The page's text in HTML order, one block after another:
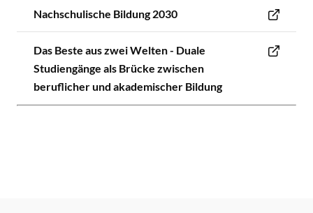
Nachschulische Bildung 2030
Das Beste aus zwei Welten - Duale
Studiengänge als Brücke zwischen
beruflicher und akademischer Bildung